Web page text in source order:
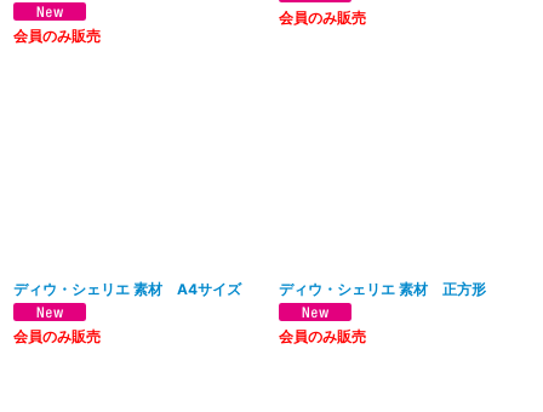
会員のみ販売
会員のみ販売
ディウ・シェリエ 素材 A4サイズ
会員のみ販売
ディウ・シェリエ 素材 正方形
会員のみ販売